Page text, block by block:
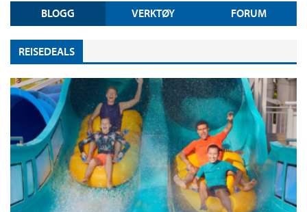
BLOGG VERKTØY FORUM
REISEDEALS